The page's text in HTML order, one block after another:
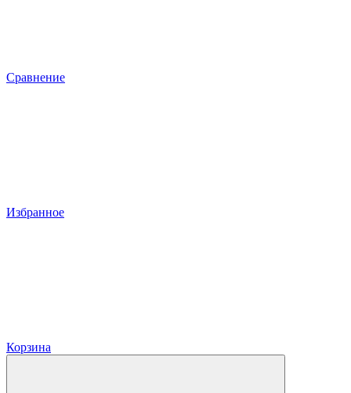
Сравнение
Избранное
Корзина